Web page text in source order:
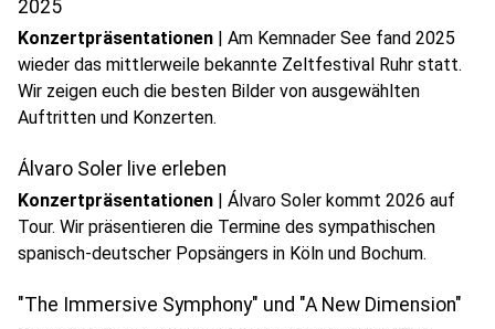
2025
Konzertpräsentationen | Am Kemnader See fand 2025
wieder das mittlerweile bekannte Zeltfestival Ruhr statt.
Wir zeigen euch die besten Bilder von ausgewählten
Auftritten und Konzerten.
Álvaro Soler live erleben
Konzertpräsentationen | Álvaro Soler kommt 2026 auf
Tour. Wir präsentieren die Termine des sympathischen
spanisch-deutscher Popsängers in Köln und Bochum.
"The Immersive Symphony" und "A New Dimension"